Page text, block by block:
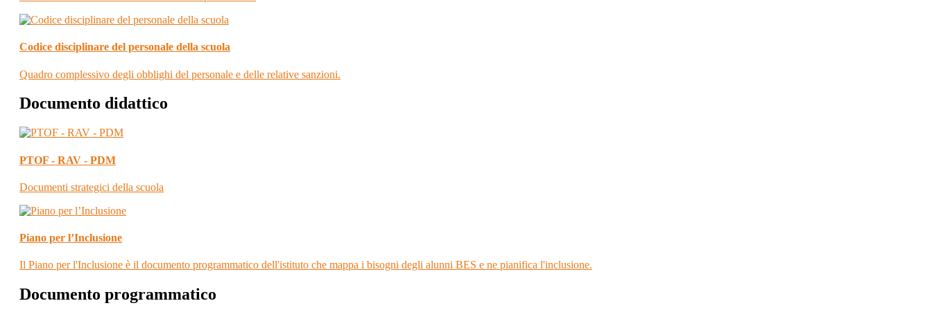
Codice disciplinare del personale della scuola
Quadro complessivo degli obblighi del personale e delle relative sanzioni.
Documento didattico
PTOF - RAV - PDM
Documenti strategici della scuola
Piano per l’Inclusione
Il Piano per l'Inclusione è il documento programmatico dell'istituto che mappa i bisogni degli alunni BES e ne pianifica l'inclusione.
Documento programmatico